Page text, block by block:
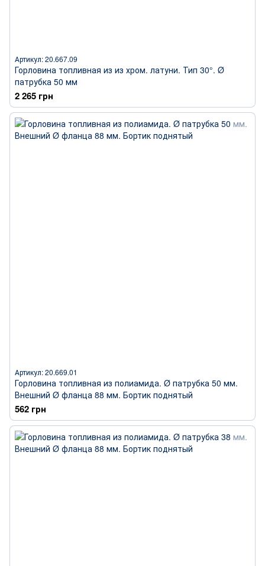
Артикул: 20.667.09
Горловина топливная из из хром. латуни. Тип 30°. Ø
патрубка 50 мм
2 265 грн
Артикул: 20.669.01
Горловина топливная из полиамида. Ø патрубка 50 мм.
Внешний Ø фланца 88 мм. Бортик поднятый
562 грн